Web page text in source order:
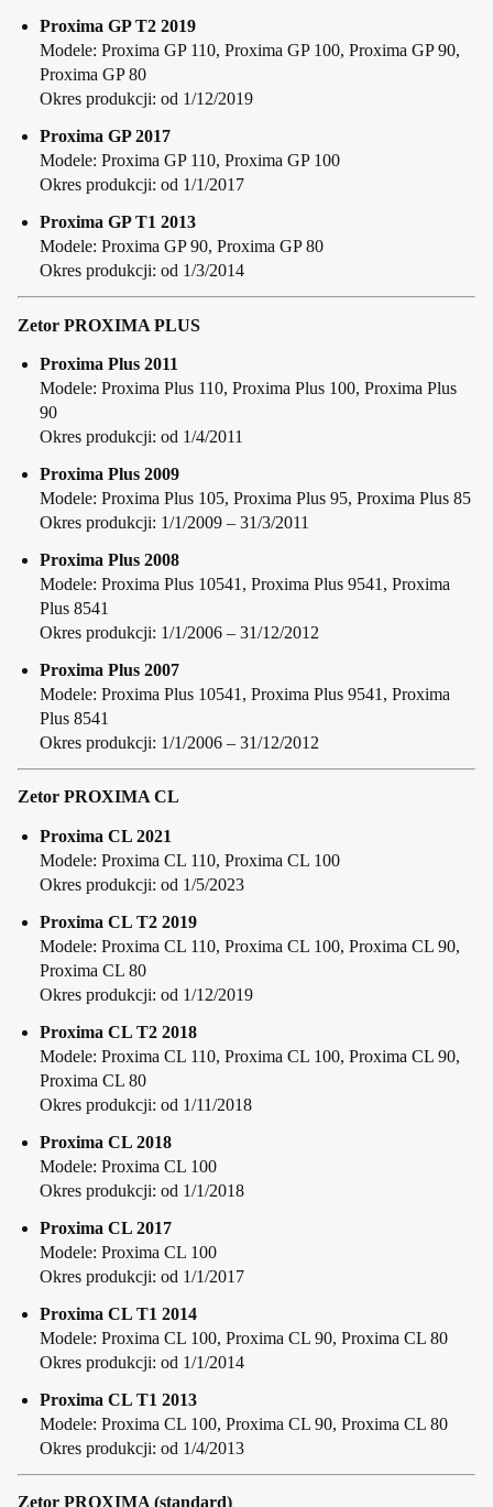
Proxima GP T2 2019
Modele: Proxima GP 110, Proxima GP 100, Proxima GP 90,
Proxima GP 80
Okres produkcji: od 1/12/2019
Proxima GP 2017
Modele: Proxima GP 110, Proxima GP 100
Okres produkcji: od 1/1/2017
Proxima GP T1 2013
Modele: Proxima GP 90, Proxima GP 80
Okres produkcji: od 1/3/2014
Zetor PROXIMA PLUS
Proxima Plus 2011
Modele: Proxima Plus 110, Proxima Plus 100, Proxima Plus
90
Okres produkcji: od 1/4/2011
Proxima Plus 2009
Modele: Proxima Plus 105, Proxima Plus 95, Proxima Plus 85
Okres produkcji: 1/1/2009 – 31/3/2011
Proxima Plus 2008
Modele: Proxima Plus 10541, Proxima Plus 9541, Proxima
Plus 8541
Okres produkcji: 1/1/2006 – 31/12/2012
Proxima Plus 2007
Modele: Proxima Plus 10541, Proxima Plus 9541, Proxima
Plus 8541
Okres produkcji: 1/1/2006 – 31/12/2012
Zetor PROXIMA CL
Proxima CL 2021
Modele: Proxima CL 110, Proxima CL 100
Okres produkcji: od 1/5/2023
Proxima CL T2 2019
Modele: Proxima CL 110, Proxima CL 100, Proxima CL 90,
Proxima CL 80
Okres produkcji: od 1/12/2019
Proxima CL T2 2018
Modele: Proxima CL 110, Proxima CL 100, Proxima CL 90,
Proxima CL 80
Okres produkcji: od 1/11/2018
Proxima CL 2018
Modele: Proxima CL 100
Okres produkcji: od 1/1/2018
Proxima CL 2017
Modele: Proxima CL 100
Okres produkcji: od 1/1/2017
Proxima CL T1 2014
Modele: Proxima CL 100, Proxima CL 90, Proxima CL 80
Okres produkcji: od 1/1/2014
Proxima CL T1 2013
Modele: Proxima CL 100, Proxima CL 90, Proxima CL 80
Okres produkcji: od 1/4/2013
Zetor PROXIMA (standard)